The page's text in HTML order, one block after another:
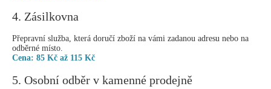
4. Zásilkovna
Přepravní služba, která doručí zboží na vámi zadanou adresu nebo na
odběrné místo.
Cena: 85 Kč až 115 Kč
5. Osobní odběr v kamenné prodejně